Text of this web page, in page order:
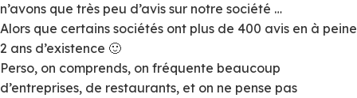
n’avons que très peu d’avis sur notre société …
Alors que certains sociétés ont plus de 400 avis en à peine
2 ans d’existence 🙂
Perso, on comprends, on fréquente beaucoup
d’entreprises, de restaurants, et on ne pense pas